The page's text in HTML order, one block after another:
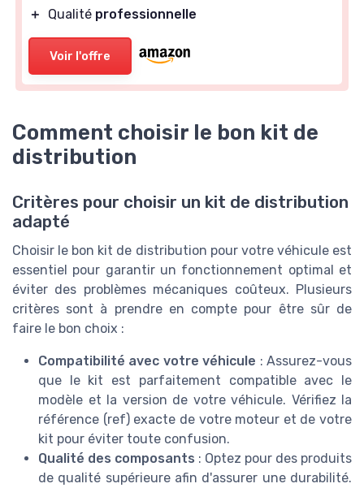
＋
Qualité professionnelle
Voir l'offre
Comment choisir le bon kit de
distribution
Critères pour choisir un kit de distribution
adapté
Choisir le bon kit de distribution pour votre véhicule est
essentiel pour garantir un fonctionnement optimal et
éviter des problèmes mécaniques coûteux. Plusieurs
critères sont à prendre en compte pour être sûr de
faire le bon choix :
Compatibilité avec votre véhicule : Assurez-vous
que le kit est parfaitement compatible avec le
modèle et la version de votre véhicule. Vérifiez la
référence (ref) exacte de votre moteur et de votre
kit pour éviter toute confusion.
Qualité des composants : Optez pour des produits
de qualité supérieure afin d'assurer une durabilité.